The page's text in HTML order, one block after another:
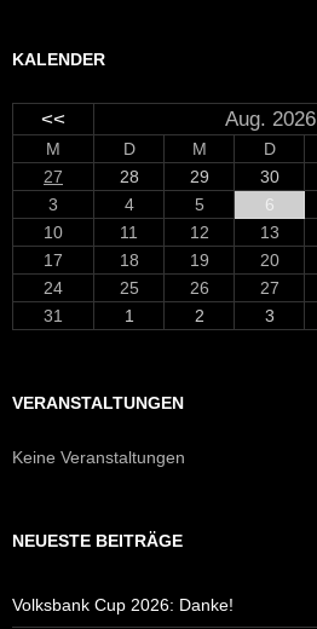
KALENDER
<< Aug. 2026
M D M D
27
28 29 30
3
4 5 6
10
11 12 13
17
18 19 20
24
25 26 27
31
1 2 3
VERANSTALTUNGEN
Keine Veranstaltungen
NEUESTE BEITRÄGE
Volksbank Cup 2026: Danke!